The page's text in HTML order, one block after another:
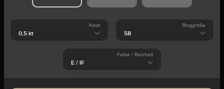
Karat Ringgröße
Farbe / Reinheit